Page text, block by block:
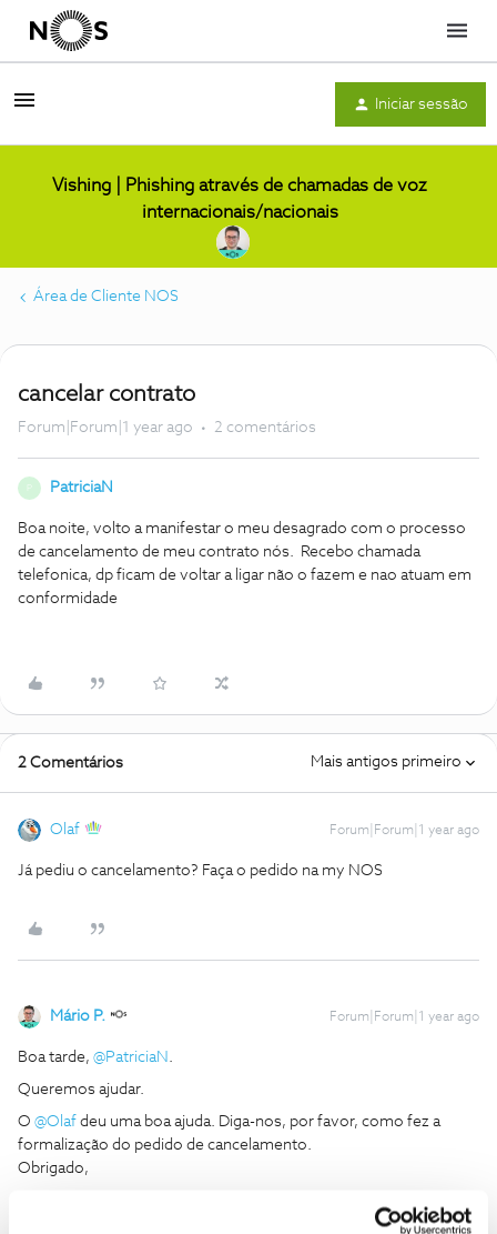
Menu
Iniciar sessão
Vishing | Phishing através de chamadas de voz
internacionais/nacionais
Área de Cliente NOS
cancelar contrato
Forum|Forum|1 year ago 2 comentários
PatriciaN
Boa noite, volto a manifestar o meu desagrado com o processo
de cancelamento de meu contrato nós. Recebo chamada
telefonica, dp ficam de voltar a ligar não o fazem e nao atuam em
conformidade
2 Comentários Mais antigos primeiro
Olaf Forum|Forum|1 year ago
Já pediu o cancelamento? Faça o pedido na my NOS
Mário P. Forum|Forum|1 year ago
Boa tarde, ​ @PatriciaN .
Queremos ajudar.
O ​ @Olaf deu uma boa ajuda. Diga-nos, por favor, como fez a
formalização do pedido de cancelamento.
Obrigado,